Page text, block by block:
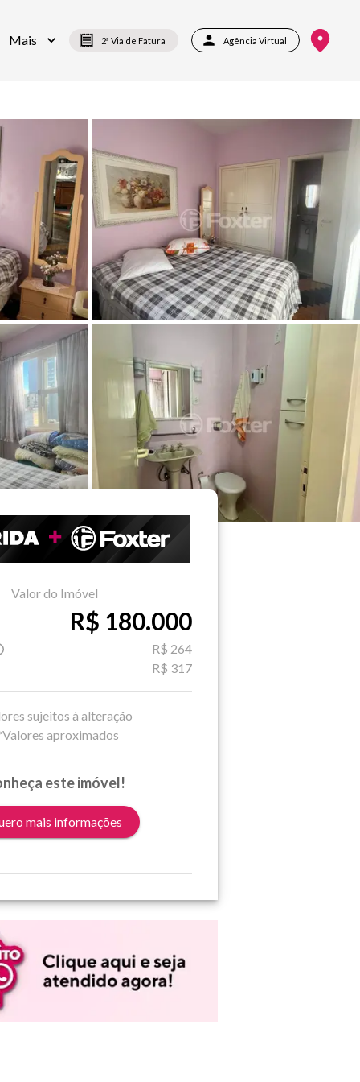
Mais 2ª Via de Fatura Agência Virtual
Valor do Imóvel
R$ 180.000
R$ 264
R$ 317
sujeitos à alteração
aproximados
este imóvel!
mais informações